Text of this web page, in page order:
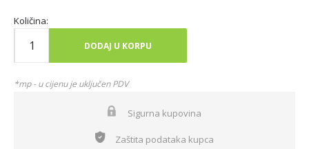
Količina:
DODAJ U KORPU
*mp - u cijenu je uključen PDV
Sigurna kupovina
Zaštita podataka kupca